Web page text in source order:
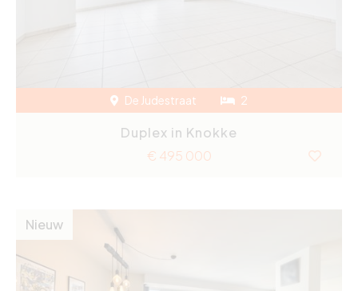
De Judestraat 2
Duplex in Knokke
€ 495 000
Nieuw